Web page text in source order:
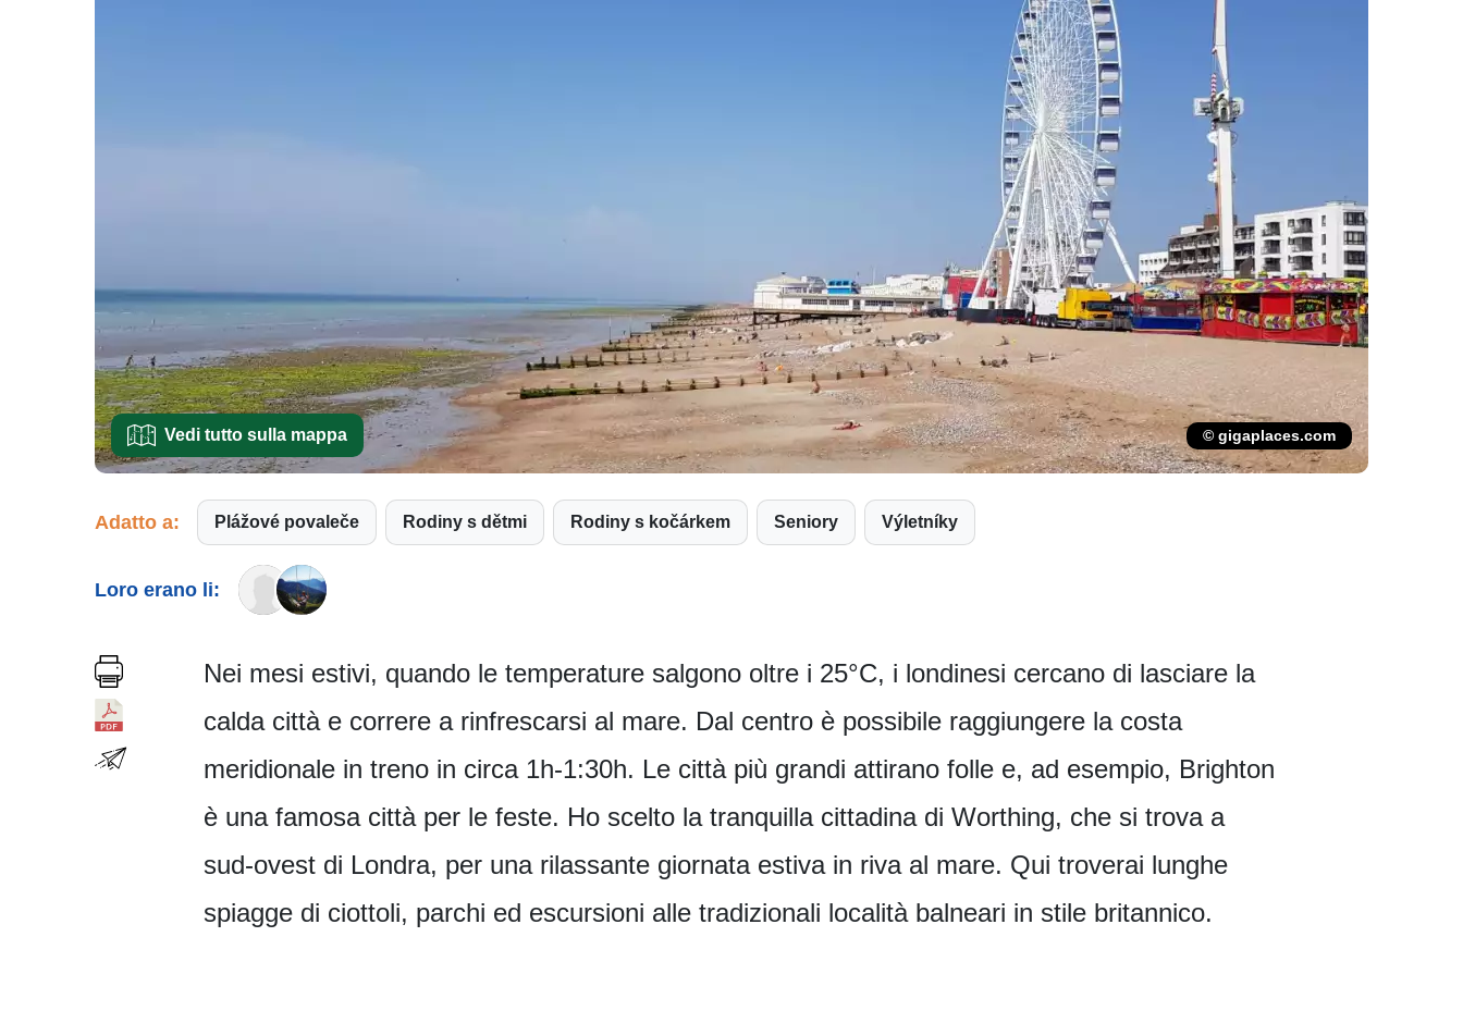
Vedi tutto sulla mappa © gigaplaces.com
Adatto a: Plážové povaleče Rodiny s dětmi Rodiny s kočárkem Seniory Výletníky
Loro erano li:
Nei mesi estivi, quando le temperature salgono oltre i 25°C, i londinesi cercano di lasciare la
calda città e correre a rinfrescarsi al mare. Dal centro è possibile raggiungere la costa
meridionale in treno in circa 1h-1:30h. Le città più grandi attirano folle e, ad esempio, Brighton
è una famosa città per le feste. Ho scelto la tranquilla cittadina di Worthing, che si trova a
sud-ovest di Londra, per una rilassante giornata estiva in riva al mare. Qui troverai lunghe
spiagge di ciottoli, parchi ed escursioni alle tradizionali località balneari in stile britannico.